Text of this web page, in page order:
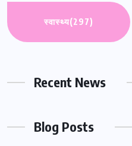
स्वास्थ्य(297)
Recent News
Blog Posts